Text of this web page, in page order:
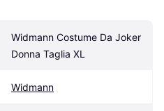
Widmann Costume Da Joker
Donna Taglia XL
Widmann